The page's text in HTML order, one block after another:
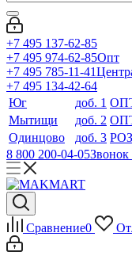
+7 495 137-62-85
+7 495 974-62-85Опт
+7 495 785-11-41
+7 495 134-42-64
Юг
доб. 1
Мытищи
доб. 2
Одинцово
доб. 3
8 800 200-04-05Звонок
Сравнение0